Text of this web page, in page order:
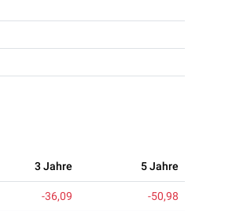
3 Jahre 5 Jahre
-36,09 -50,98